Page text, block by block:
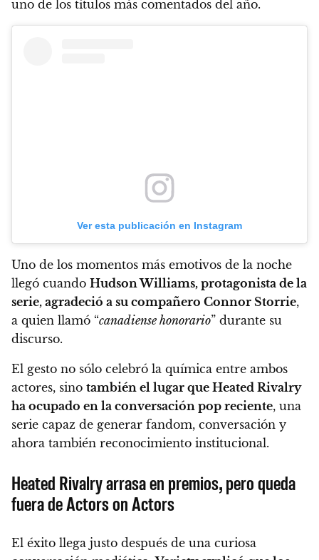
uno de los títulos más comentados del año.
Ver esta publicación en Instagram
Uno de los momentos más emotivos de la noche
llegó cuando Hudson Williams, protagonista de la
serie, agradeció a su compañero Connor Storrie,
a quien llamó “canadiense honorario” durante su
discurso.
El gesto no sólo celebró la química entre ambos
actores, sino también el lugar que Heated Rivalry
ha ocupado en la conversación pop reciente, una
serie capaz de generar fandom, conversación y
ahora también reconocimiento institucional.
Heated Rivalry arrasa en premios, pero queda
fuera de Actors on Actors
El éxito llega justo después de una curiosa